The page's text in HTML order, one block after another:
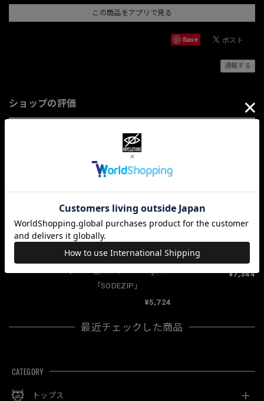
この商品をアプリで見る
Save
通報する
ショップの評価
関連商品
「Chiiiii×KRY」三角ポ
「SODEZIP」
¥5,724
カ
¥7,344
最近チェックした商品
CATEGORY
トップス